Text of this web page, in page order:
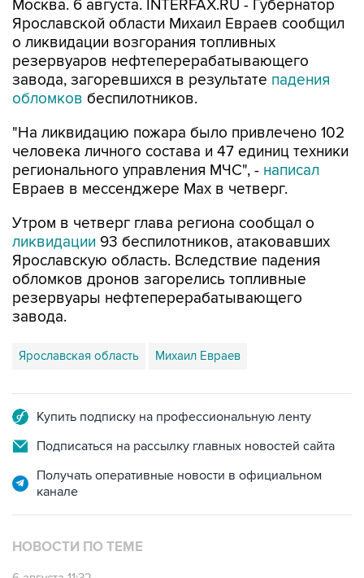
Москва. 6 августа. INTERFAX.RU - Губернатор
Ярославской области Михаил Евраев сообщил
о ликвидации возгорания топливных
резервуаров нефтеперерабатывающего
завода, загоревшихся в результате падения
обломков беспилотников.
"На ликвидацию пожара было привлечено 102
человека личного состава и 47 единиц техники
регионального управления МЧС", - написал
Евраев в мессенджере Мах в четверг.
Утром в четверг глава региона сообщал о
ликвидации 93 беспилотников, атаковавших
Ярославскую область. Вследствие падения
обломков дронов загорелись топливные
резервуары нефтеперерабатывающего
завода.
Ярославская область Михаил Евраев
Купить подписку на профессиональную ленту
Подписаться на рассылку главных новостей сайта
Получать оперативные новости в официальном
канале
НОВОСТИ ПО ТЕМЕ